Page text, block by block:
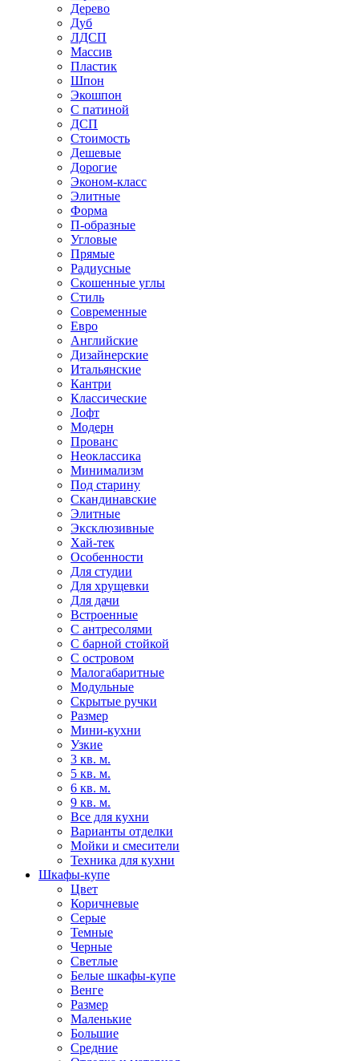
Дерево
Дуб
ЛДСП
Массив
Пластик
Шпон
Экошпон
С патиной
ДСП
Стоимость
Дешевые
Дорогие
Эконом-класс
Элитные
Форма
П-образные
Угловые
Прямые
Радиусные
Скошенные углы
Стиль
Современные
Евро
Английские
Дизайнерские
Итальянские
Кантри
Классические
Лофт
Модерн
Прованс
Неоклассика
Минимализм
Под старину
Скандинавские
Элитные
Эксклюзивные
Хай-тек
Особенности
Для студии
Для хрущевки
Для дачи
Встроенные
С антресолями
С барной стойкой
С островом
Малогабаритные
Модульные
Скрытые ручки
Размер
Мини-кухни
Узкие
3 кв. м.
5 кв. м.
6 кв. м.
9 кв. м.
Все для кухни
Варианты отделки
Мойки и смесители
Техника для кухни
Шкафы-купе
Цвет
Коричневые
Серые
Темные
Черные
Светлые
Белые шкафы-купе
Венге
Размер
Маленькие
Большие
Средние